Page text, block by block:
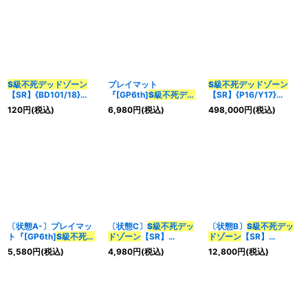
S級不死デッドゾーン
【SR】{BD101/18}
《闇》
120円(税込)
プレイマット
『[GP6th]S級不死デッ
ドゾーン 』【サプライ】
{-}
6,980円(税込)
S級不死デッドゾーン
【SR】{P16/Y17}
《闇》
498,000円(税込)
〔状態A-〕プレイマッ
ト『[GP6th]S級不死デ
ッドゾーン』【サプラ
イ】{-}
5,580円(税込)
〔状態C〕 S級不死デッ
ドゾーン【SR】
{P19/Y17}《闇》
4,980円(税込)
〔状態B〕 S級不死デッ
ドゾーン【SR】
{P19/Y17}《闇》
12,800円(税込)